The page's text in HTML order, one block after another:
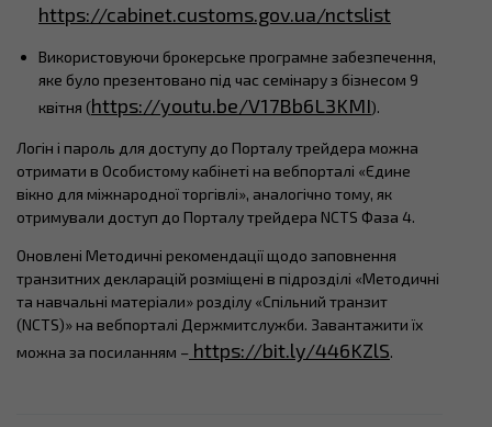
https://cabinet.customs.gov.ua/nctslist
Використовуючи брокерське програмне забезпечення,
яке було презентовано під час семінару з бізнесом 9
квітня (https://youtu.be/V17Bb6L3KMI).
Логін і пароль для доступу до Порталу трейдера можна
отримати в Особистому кабінеті на вебпорталі «Єдине
вікно для міжнародної торгівлі», аналогічно тому, як
отримували доступ до Порталу трейдера NCTS Фаза 4.
Оновлені Методичні рекомендації щодо заповнення
транзитних декларацій розміщені в підрозділі «Методичні
та навчальні матеріали» розділу «Спільний транзит
(NCTS)» на вебпорталі Держмитслужби. Завантажити їх
можна за посиланням – https://bit.ly/446KZlS.